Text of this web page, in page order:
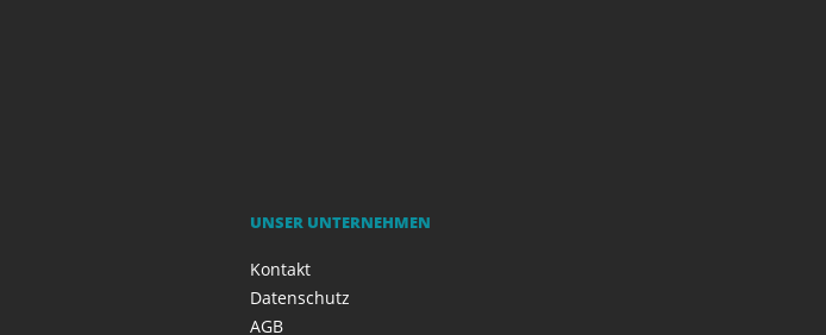
UNSER UNTERNEHMEN
Kontakt
Datenschutz
AGB